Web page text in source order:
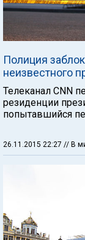
Полиция
неизвестного
Телеканал CNN
резиденции
попытавшийся
26.11.2015 22:27 // В